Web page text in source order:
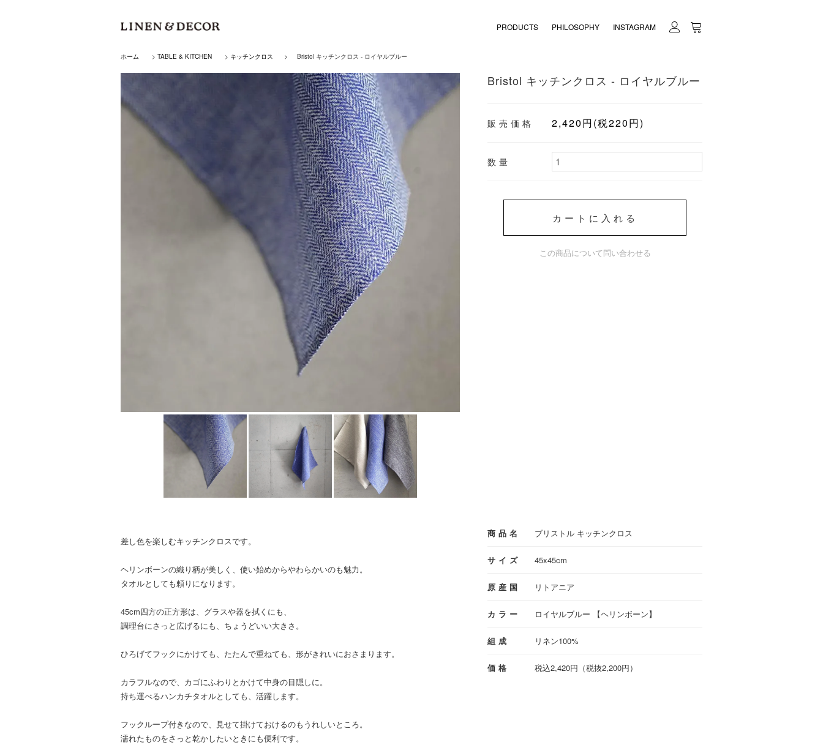
PRODUCTS PHILOSOPHY INSTAGRAM
ホーム > TABLE & KITCHEN > キッチンクロス > Bristol キッチンクロス - ロイヤルブルー
Bristol キッチンクロス - ロイヤルブルー
販売価格 2,420円(税220円)
数量
カートに入れる
この商品について問い合わせる
差し色を楽しむキッチンクロスです。
ヘリンボーンの織り柄が美しく、使い始めからやわらかいのも魅力。
タオルとしても頼りになります。
45cm四方の正方形は、グラスや器を拭くにも、
調理台にさっと広げるにも、ちょうどいい大きさ。
ひろげてフックにかけても、たたんで重ねても、形がきれいにおさまります。
カラフルなので、カゴにふわりとかけて中身の目隠しに。
持ち運べるハンカチタオルとしても、活躍します。
フックループ付きなので、見せて掛けておけるのもうれしいところ。
濡れたものをさっと乾かしたいときにも便利です。
商品名 ブリストル キッチンクロス
サイズ 45x45cm
原産国 リトアニア
カラー ロイヤルブルー 【ヘリンボーン】
組成 リネン100%
価格 税込2,420円（税抜2,200円）